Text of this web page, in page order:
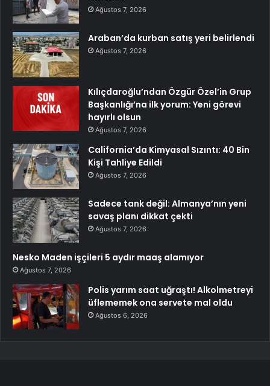
Ağustos 7, 2026
Araban’da kurban satış yeri belirlendi
Ağustos 7, 2026
Kılıçdaroğlu’ndan Özgür Özel’in Grup
Başkanlığı’na ilk yorum: Yeni görevi
hayırlı olsun
Ağustos 7, 2026
California’da Kimyasal Sızıntı: 40 Bin
Kişi Tahliye Edildi
Ağustos 7, 2026
Sadece tank değil: Almanya’nın yeni
savaş planı dikkat çekti
Ağustos 7, 2026
Nesko Maden işçileri 5 aydır maaş alamıyor
Ağustos 7, 2026
Polis yarım saat uğraştı! Alkolmetreyi
üflememek ona servete mal oldu
Ağustos 6, 2026